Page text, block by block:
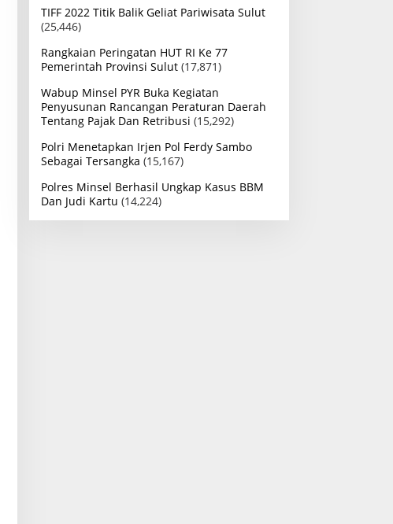
TIFF 2022 Titik Balik Geliat Pariwisata Sulut
(25,446)
Rangkaian Peringatan HUT RI Ke 77
Pemerintah Provinsi Sulut (17,871)
Wabup Minsel PYR Buka Kegiatan
Penyusunan Rancangan Peraturan Daerah
Tentang Pajak Dan Retribusi (15,292)
Polri Menetapkan Irjen Pol Ferdy Sambo
Sebagai Tersangka (15,167)
Polres Minsel Berhasil Ungkap Kasus BBM
Dan Judi Kartu (14,224)